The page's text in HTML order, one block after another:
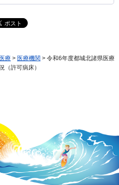
療 > 医療機関 > 令和6年度都城北諸県医療
（許可病床）